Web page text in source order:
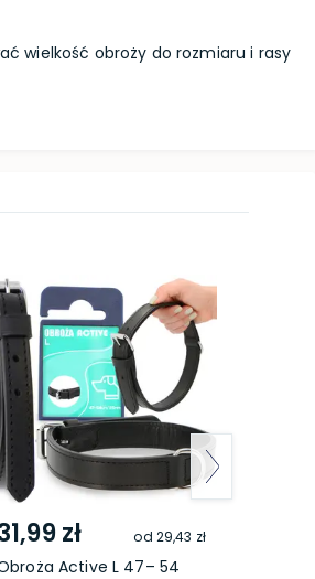
wielkość obroży do rozmiaru i rasy
zł od 29,43 zł
Active L 47– 54